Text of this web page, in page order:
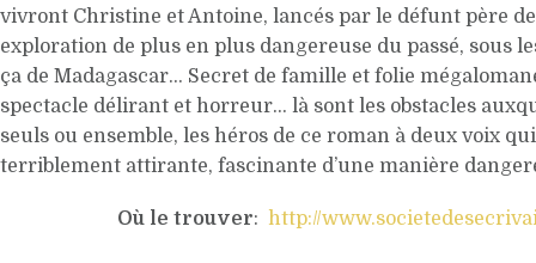
vivront Christine et Antoine, lancés par le défunt père
exploration de plus en plus dangereuse du passé, sous
ça de Madagascar… Secret de famille et folie
spectacle délirant et horreur… là sont les obstacles
seuls ou ensemble, les héros de ce roman à deux voix
terriblement attirante, fascinante d’une manière
Où le trouver: http://